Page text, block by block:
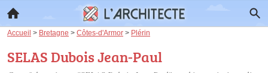
Accueil > Bretagne > Côtes-d'Armor > Plérin
SELAS Dubois Jean-Paul